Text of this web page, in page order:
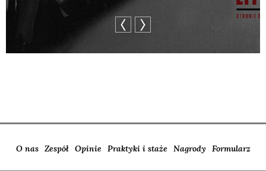
O nas Zespół Opinie Praktyki i staże Nagrody Formularz